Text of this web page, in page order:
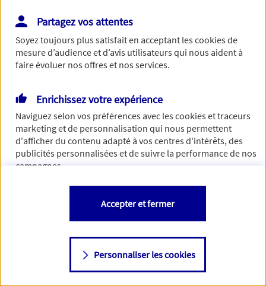
Vous disposez de droits sur les informations vous concernant. Pour
plus d’informations,cliquez ici.
Partagez vos attentes
Soyez toujours plus satisfait en acceptant lescookiesde
mesure d’audience et d’avis utilisateurs qui nous aident à
faire évoluer nos offres et nos services.
Enrichissez votre expérience
Naviguez selon vos préférences avec lescookies et traceurs
marketing et de personnalisation qui nous permettent
d'afficher du contenu adapté à vos centres d'intérêts, des
publicités personnalisées et de suivre la performance de nos
campagnes.
Vous êtes libre de les accepter, de les refuser comme de
changer d'avis à tout moment en allant sur
Consulter notre politique decookies
Personnaliser les cookies
Accepter et fermer